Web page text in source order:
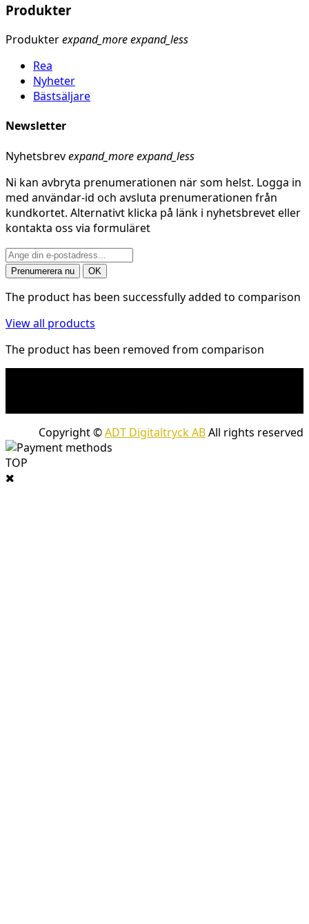
Produkter
Produkterexpand_moreexpand_less
Rea
Nyheter
Bästsäljare
Newsletter
Nyhetsbrevexpand_moreexpand_less
Ni kan avbryta prenumerationen när som helst. Logga in
med användar-id och avsluta prenumerationen från
kundkortet. Alternativt klicka på länk i nyhetsbrevet eller
kontakta oss via formuläret
The product has been successfully added to comparison
View all products
The product has been removed from comparison
Copyright ©ADT Digitaltryck ABAll rights reserved
TOP